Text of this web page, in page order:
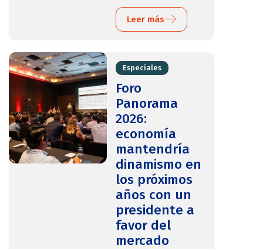
Leer más
Especiales
Foro
Panorama
2026:
economía
mantendría
dinamismo en
los próximos
años con un
presidente a
favor del
mercado